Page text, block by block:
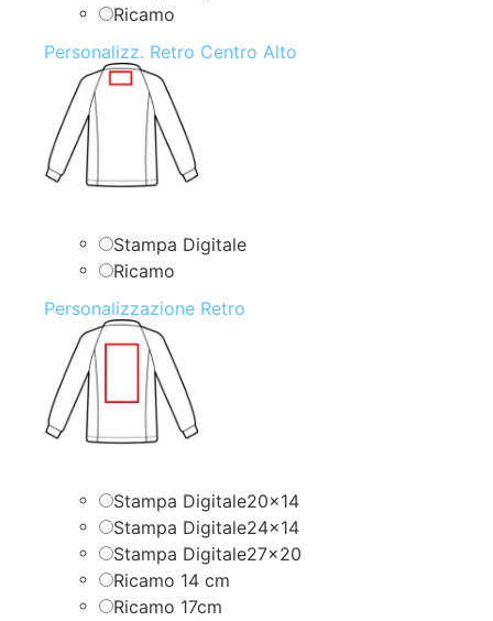
Ricamo
Personalizz. Retro Centro Alto
Stampa Digitale
Ricamo
Personalizzazione Retro
Stampa Digitale20x14
Stampa Digitale24x14
Stampa Digitale27x20
Ricamo 14 cm
Ricamo 17cm